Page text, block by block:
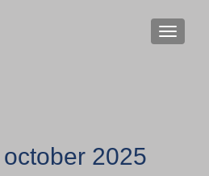
october 2025